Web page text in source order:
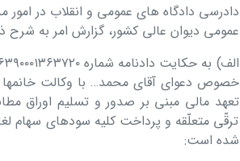
دادرسی دادگاه ھای عمومی و انقلاب در
عمومی دیوان عالی کشور، گزارش امر به
خصوص دعوای آقای محمد… با وکالت خانمھا
ترقّی متعلّقه و پرداخت کلیه سودھای سھام
شده است: